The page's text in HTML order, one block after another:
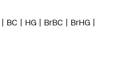
BC HG BrBC
BrHG